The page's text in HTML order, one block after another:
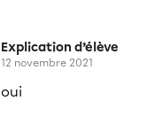
Explication d’élève
12 novembre 2021
oui